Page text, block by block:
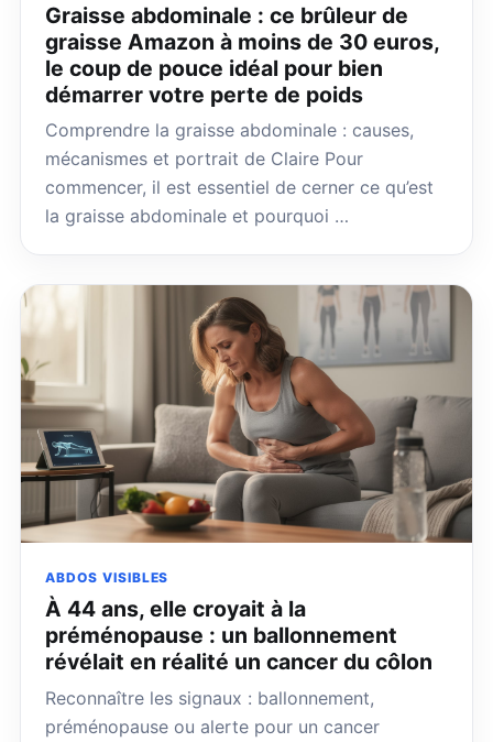
Graisse abdominale : ce brûleur de
graisse Amazon à moins de 30 euros,
le coup de pouce idéal pour bien
démarrer votre perte de poids
Comprendre la graisse abdominale : causes,
mécanismes et portrait de Claire Pour
commencer, il est essentiel de cerner ce qu’est
la graisse abdominale et pourquoi …
ABDOS VISIBLES
À 44 ans, elle croyait à la
préménopause : un ballonnement
révélait en réalité un cancer du côlon
Reconnaître les signaux : ballonnement,
préménopause ou alerte pour un cancer